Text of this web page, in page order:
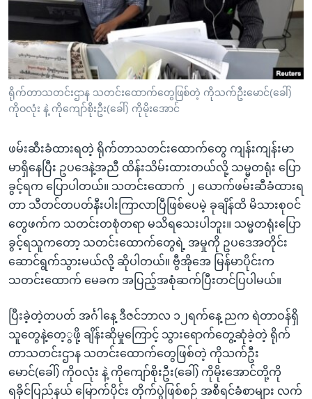
ညွန်း
ကျော်
ကြည့်
ရန်
ရန်
နေရာ
သို့
ကျော်
ရန်
သုတပဒေသာ အင်္ဂလိပ်စာ
Learning English
ဗွီအိုအေ လူမှုကွန်ယက်များ
ရိုက်တာသတင်းဌာန သတင်းထောက်တွေဖြစ်တဲ့ ကိုသက်ဦးမောင်(ခေါ်)
ကိုဝလုံး နဲ့ ကိုကျော်စိုးဦး(ခေါ်) ကိုမိုးအောင်
ဖမ်းဆီးခံထားရတဲ့ ရိုက်တာသတင်းထောက်တွေ ကျန်းကျန်းမာ
မာရှိနေပြီး ဥပဒေနဲ့အညီ ထိန်းသိမ်းထားတယ်လို့ သမ္မတရုံး ပြော
ခွင့်ရက ပြောပါတယ်။ သတင်းထောက် ၂ ယောက်ဖမ်းဆီခံထားရ
တာ သီတင်တပတ်နီးပါးကြာလာပြီဖြစ်ပေမဲ့ ခုချိန်ထိ မိသားစုဝင်
တွေဖက်က သတင်းတစုံတရာ မသိရသေးပါဘူး။ သမ္မတရုံးပြော
ခွင့်ရသူကတော့ သတင်းထောက်တွေရဲ့ အမှုကို ဥပဒေအတိုင်း
ဆောင်ရွက်သွားမယ်လို့ ဆိုပါတယ်။ ဗွီအိုအေ မြန်မာပိုင်းက
သတင်းထောက် မေခက အပြည့်အစုံဆက်ပြီးတင်ပြပါမယ်။
ပြီးခဲ့တဲ့တပတ် အင်္ဂါနေ့ ဒီဇင်ဘာလ ၁၂ရက်နေ့ ညက ရဲတာဝန်ရှိ
သူတွေနဲ့တေ့ွဖို့ ချိန်းဆိုမှုကြောင့် သွားရောက်တွေ့ဆုံခဲ့တဲ့ ရိုက်
တာသတင်းဌာန သတင်းထောက်တွေဖြစ်တဲ့ ကိုသက်ဦး
မောင်(ခေါ်) ကိုဝလုံး နဲ့ ကိုကျော်စိုးဦး(ခေါ်) ကိုမိုးအောင်တို့ကို
ရခိုင်ပြည်နယ် မြောက်ပိုင်း တိုက်ပွဲဖြစ်စဉ် အစီရင်ခံစာများ လက်